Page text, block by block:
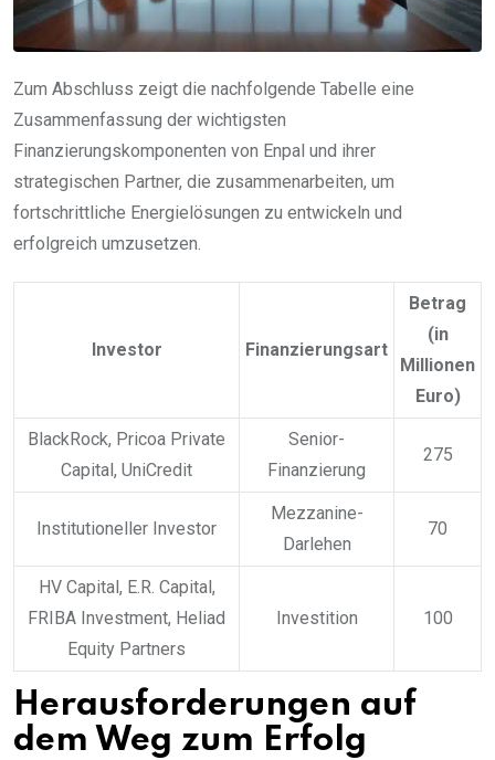
Zum Abschluss zeigt die nachfolgende Tabelle eine
Zusammenfassung der wichtigsten
Finanzierungskomponenten von Enpal und ihrer
strategischen Partner, die zusammenarbeiten, um
fortschrittliche Energielösungen zu entwickeln und
erfolgreich umzusetzen.
Investor Finanzierungsart
Betrag
(in
Millionen
Euro)
BlackRock, Pricoa Private
Capital, UniCredit
Senior-
Finanzierung
275
Institutioneller Investor
Mezzanine-
Darlehen
70
HV Capital, E.R. Capital,
FRIBA Investment, Heliad
Equity Partners
Investition 100
Herausforderungen auf
dem Weg zum Erfolg